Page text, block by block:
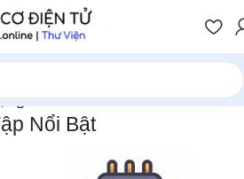
gắn thẻ “ESP8266”
Nổi Bật